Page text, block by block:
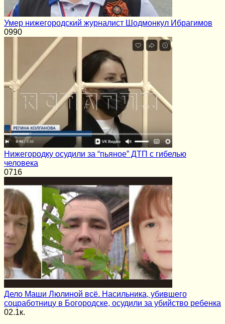
Умер нижегородский журналист Шодмонкул Ибрагимов
0990
Нижегородку осудили за “пьяное” ДТП с гибелью
человека
0716
Дело Маши Люлиной всё. Насильника, убившего
соцработницу в Богородске, осудили за убийство ребенка
02.1к.